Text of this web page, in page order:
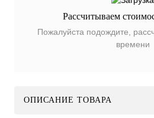
Рассчитываем
Пожалуйста подождите,
времени
ОПИСАНИЕ ТОВАРА